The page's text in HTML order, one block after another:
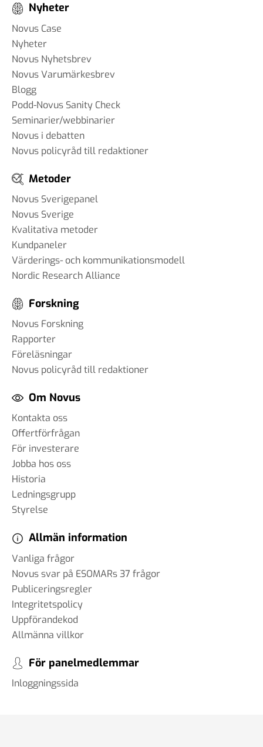
Nyheter
Novus Case
Nyheter
Novus Nyhetsbrev
Novus Varumärkesbrev
Blogg
Podd-Novus Sanity Check
Seminarier/webbinarier
Novus i debatten
Novus policyråd till redaktioner
Metoder
Novus Sverigepanel
Novus Sverige
Kvalitativa metoder
Kundpaneler
Värderings- och kommunikationsmodell
Nordic Research Alliance
Forskning
Novus Forskning
Rapporter
Föreläsningar
Novus policyråd till redaktioner
Om Novus
Kontakta oss
Offertförfrågan
För investerare
Jobba hos oss
Historia
Ledningsgrupp
Styrelse
Allmän information
Vanliga frågor
Novus svar på ESOMARs 37 frågor
Publiceringsregler
Integritetspolicy
Uppförandekod
Allmänna villkor
För panelmedlemmar
Inloggningssida